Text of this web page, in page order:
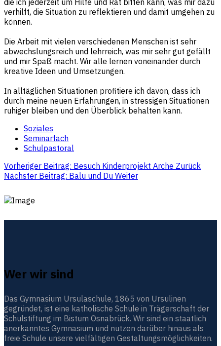
verhilft, die Situation zu reflektieren und damit umgehen zu
können.
Die Arbeit mit vielen verschiedenen Menschen ist sehr
abwechslungsreich und lehrreich, was mir sehr gut gefällt
und mir Spaß macht. Wir alle lernen voneinander durch
kreative Ideen und Umsetzungen.
In alltäglichen Situationen profitiere ich davon, dass ich
durch meine neuen Erfahrungen, in stressigen Situationen
ruhiger bleiben und den Überblick behalten kann.
Soziales
Seminarfach
Schulpastoral
Vorheriger Beitrag: Besuch Kinderprojekt Arche Zurück
Nächster Beitrag: Balu und Du Weiter
Wer wir sind
Das Gymnasium Ursulaschule, 1865 von Ursulinen
gegründet, ist eine katholische Schule in Trägerschaft der
Schulstiftung im Bistum Osnabrück. Wir sind ein staatlich
anerkanntes Gymnasium und nutzen darüber hinaus als
freie Schule unsere vielfältigen Gestaltungsmöglichkeiten.